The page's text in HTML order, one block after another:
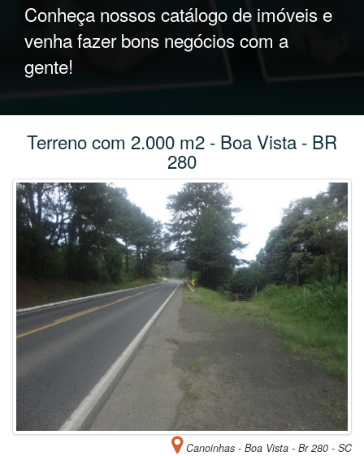
Conheça nossos catálogo de imóveis e
venha fazer bons negócios com a
gente!
Terreno com 2.000 m2 - Boa Vista - BR
280
Canoinhas - Boa Vista - Br 280 - SC